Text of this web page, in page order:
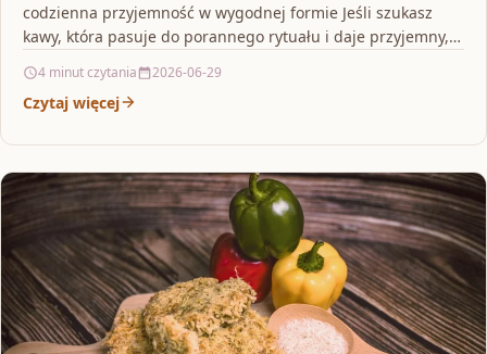
codzienna przyjemność w wygodnej formie Jeśli szukasz
kawy, która pasuje do porannego rytuału i daje przyjemny,…
4 minut czytania 2026-06-29
Czytaj więcej